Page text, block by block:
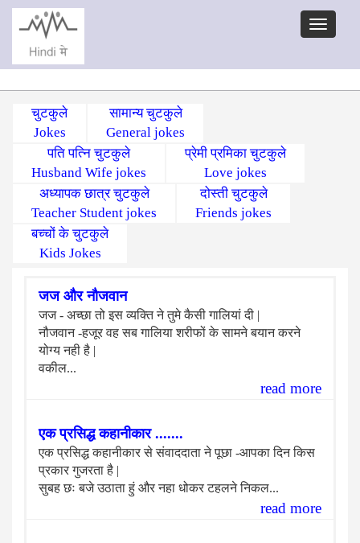
चुटकुले
Jokes
सामान्य चुटकुले
General jokes
पति पत्नि चुटकुले
Husband Wife jokes
प्रेमी प्रमिका चुटकुले
Love jokes
अध्यापक छात्र चुटकुले
Teacher Student jokes
दोस्ती चुटकुले
Friends jokes
बच्चों के चुटकुले
Kids Jokes
जज और नौजवान
जज - अच्छा तो इस व्यक्ति ने तुमे कैसी गालियां दी |
नौजवान -हजूर वह सब गालिया शरीफों के सामने बयान करने
योग्य नही है |
वकील...
read more
एक प्रसिद्ध कहानीकार .......
एक प्रसिद्ध कहानीकार से संवाददाता ने पूछा -आपका दिन किस
प्रकार गुजरता है |
सुबह छः बजे उठाता हुं और नहा धोकर टहलने निकल...
read more